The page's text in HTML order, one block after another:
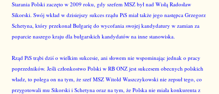
Starania Polski zaczęto w 2009 roku, gdy szefem MSZ był nad Wisłą Radosław
Sikorski. Swój wkład w dzisiejszy sukces rządu PiS miał także jego następca Grzegorz
Schetyna, który przekonał Bułgarię do wycofania swojej kandydatury w zamian za
poparcie naszego kraju dla bułgarskich kandydatów na inne stanowiska.
Rząd PiS trąbi dziś o wielkim sukcesie, ani słowem nie wspominając jednak o pracy
poprzedników. Jeśli członkostwo Polski w RB ONZ jest sukcesem obecnych polskich
władz, to polega on na tym, że szef MSZ Witold Waszczykowski nie zepsuł tego, co
przygotowali mu Sikorski i Schetyna oraz na tym, że Polska nie miała konkurenta z